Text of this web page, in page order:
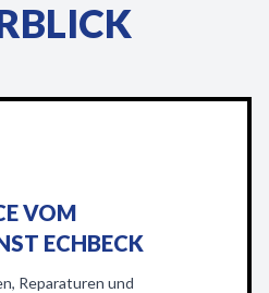
VOM
ECHBECK
Reparaturen und